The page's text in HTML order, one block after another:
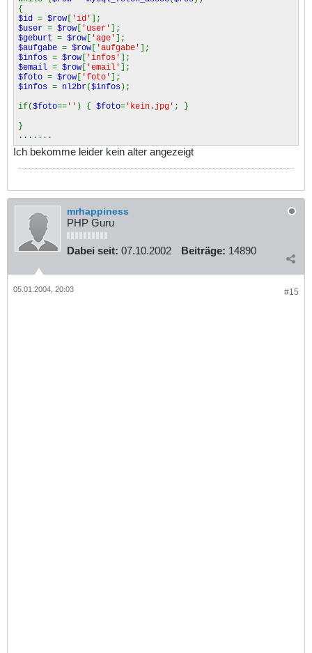
{
$id = $row [ 'id' ];
$user = $row [ 'user' ];
$geburt = $row [ 'age' ];
$aufgabe = $row [ 'aufgabe' ];
$infos = $row [ 'infos' ];
$email = $row [ 'email' ];
$foto = $row [ 'foto' ];
$infos = nl2br($infos);
if($foto== '' ) { $foto= 'kein.jpg' ; }
}
.......
Ich bekomme leider kein alter angezeigt
mrhappiness
PHP Guru
Dabei seit: 07.10.2002 Beiträge: 14890
#15
05.01.2004, 20:03